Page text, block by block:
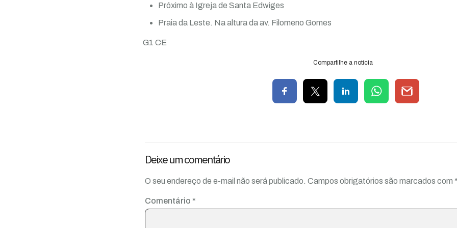
Próximo à Igreja de Santa Edwiges
Praia da Leste. Na altura da av. Filomeno Gomes
G1 CE
Compartilhe a notícia
Deixe um comentário
O seu endereço de e-mail não será publicado. Campos obrigatórios são marcados com
Comentário *